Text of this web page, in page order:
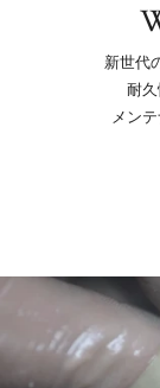
新世代
耐
メン